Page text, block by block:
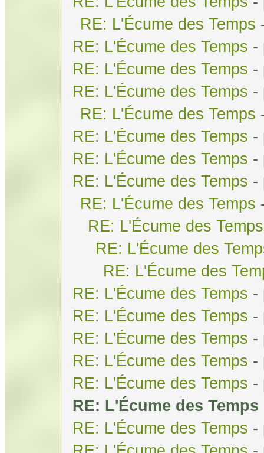
RE: L'Écume des Temps
RE: L'Écume des Temps -
RE: L'Écume des Temps -
RE: L'Écume des Temps -
RE: L'Écume des Temps
RE: L'Écume des Temps -
RE: L'Écume des Temps -
RE: L'Écume des Temps -
RE: L'Écume des Temps
RE: L'Écume des Temps
RE: L'Écume des
RE: L'Écume des
RE: L'Écume des Temps -
RE: L'Écume des Temps -
RE: L'Écume des Temps -
RE: L'Écume des Temps -
RE: L'Écume des Temps -
RE: L'Écume des Temps
RE: L'Écume des Temps -